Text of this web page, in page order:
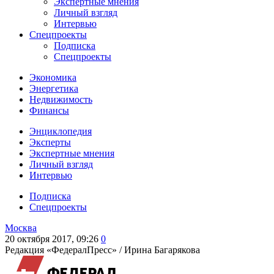
Личный взгляд
Интервью
Спецпроекты
Подписка
Спецпроекты
Экономика
Энергетика
Недвижимость
Финансы
Энциклопедия
Эксперты
Экспертные мнения
Личный взгляд
Интервью
Подписка
Спецпроекты
Москва
20 октября 2017, 09:26 0
Редакция «ФедералПресс» /Ирина Багарякова